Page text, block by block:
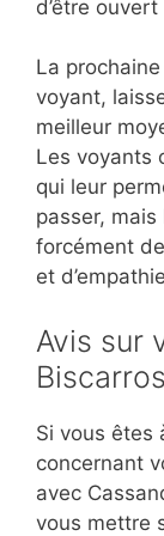
d’être
La
voyant,
meilleur
Les voyants
qui leur
passer, mais
forcément
et
Avis sur
Si vous êtes
concernant
avec
vous mettre